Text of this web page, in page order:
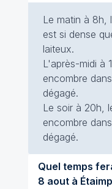
Le matin à 8h,
est si dense
laiteux.
L'après-midi à
encombre
dégagé.
Le soir à 20h,
encombre
dégagé.
Quel temps fera-t-
8 aout à